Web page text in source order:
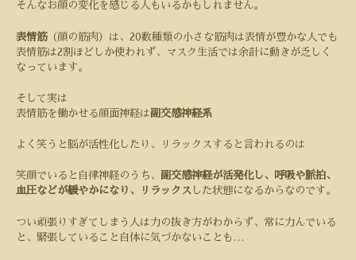
そんなお顔の変化を感じる人もいるかもしれません。
表情筋（顔の筋肉）は、 20数種類の小さな筋肉は表情が豊かな人でも
表情筋は 2割ほどしか使われず、マスク生活では余計に動きが乏しく
なっています。
そして実は
表情筋を働かせる顔面神経は副交感神経系
よく笑うと脳が活性化したり、リラックスすると言われるのは
笑顔でいると自律神経のうち、 副交感神経が活発化し、呼吸や脈拍、
血圧などが緩やかになり、リラックス した状態になるからなのです。
つい頑張りすぎてしまう人は力の抜き方がわからず、常に力んでいる
と、緊張していること自体に気づかないことも …